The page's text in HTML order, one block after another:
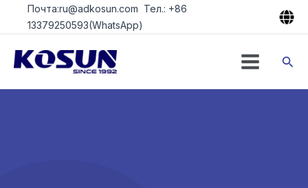
ПерейтиПочта:ru@adkosun.com Тел.: +86
13379250593(WhatsApp)